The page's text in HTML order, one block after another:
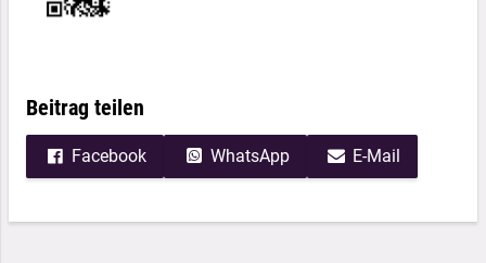
Beitrag teilen
Facebook WhatsApp E-Mail